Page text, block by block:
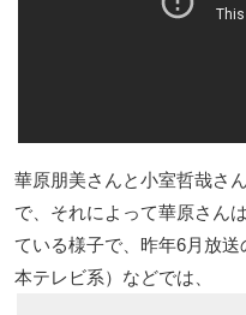
華原朋美さんと小室哲哉さ
で、それによって華原さん
ている様子で、昨年6月放
本テレビ系）などでは、